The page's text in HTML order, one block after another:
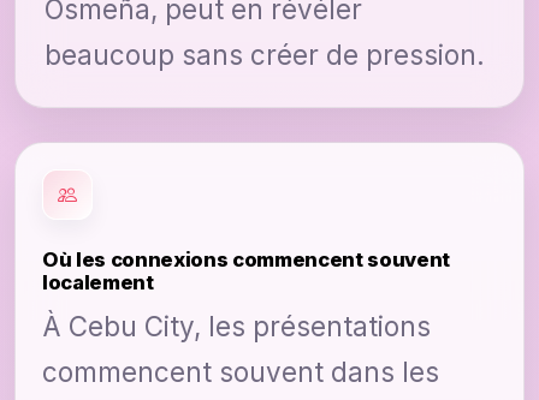
Osmeña, peut en révéler
beaucoup sans créer de pression.
Où les connexions commencent souvent
localement
À Cebu City, les présentations
commencent souvent dans les